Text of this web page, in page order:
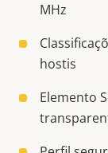
MHz
hostis
Elemento